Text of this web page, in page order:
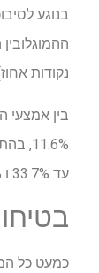
נקודות אחוז) אצל
עד 33.7% ו 6.8% עד 9.6% בהתאמה.
כמעט כל